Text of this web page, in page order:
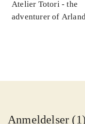
Atelier Totori - the
adventurer of
Anmeldelser (1)